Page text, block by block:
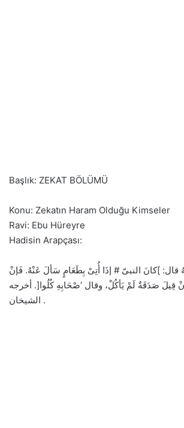
Başlık: ZEKAT BÖLÜMÜ
Konu: Zekatın Haram Olduğu Kimseler
Ravi: Ebu Hüreyre
Hadisin Arapçası:
قال: ]كانَ النبىّ # إذَا أُتِىْ بِطَعَامٍ سَألَ عَنْهُ. فَإنْ
قِيلَ صَدَقَةٌ لَمْ يَأكُلْ، وقال ‘صْحَابِهِ كُلُوا[. أخرجه
الشيخان .